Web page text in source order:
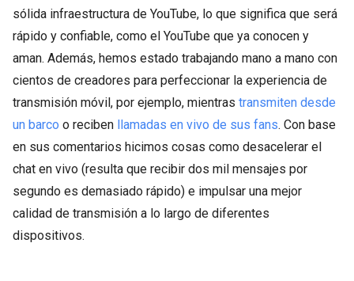
sólida infraestructura de YouTube, lo que significa que será
rápido y confiable, como el YouTube que ya conocen y
aman. Además, hemos estado trabajando mano a mano con
cientos de creadores para perfeccionar la experiencia de
transmisión móvil, por ejemplo, mientras transmiten desde
un barco o reciben llamadas en vivo de sus fans. Con base
en sus comentarios hicimos cosas como desacelerar el
chat en vivo (resulta que recibir dos mil mensajes por
segundo es demasiado rápido) e impulsar una mejor
calidad de transmisión a lo largo de diferentes
dispositivos.